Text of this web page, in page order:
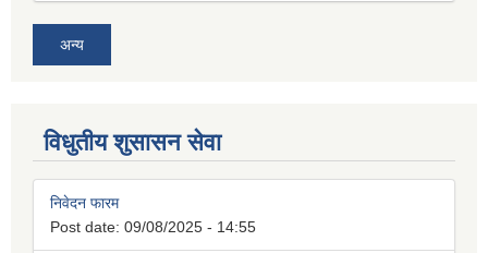
अन्य
विधुतीय शुसासन सेवा
निवेदन फारम
Post date: 09/08/2025 - 14:55